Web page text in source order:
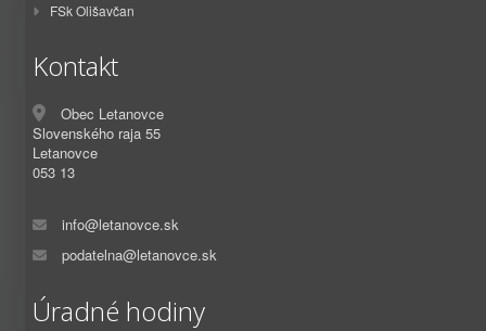
FSk Olišavčan
Kontakt
Obec Letanovce
Slovenského raja 55
Letanovce
053 13
info@letanovce.sk
podatelna@letanovce.sk
Úradné hodiny